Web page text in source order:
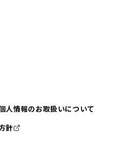
人情報のお取扱いについて
針